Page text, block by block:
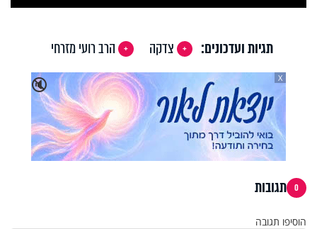
Video
תגיות ועדכונים: צדקה
הרב רועי מזרחי
🔇
X
0 תגובות
הוסיפו תגובה